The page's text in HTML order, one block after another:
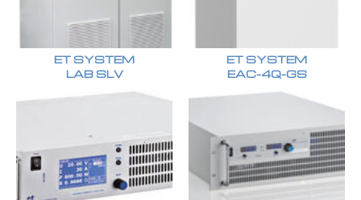
ET SYSTEM
LAB SLV
ET SYSTEM
EAC-4Q-GS